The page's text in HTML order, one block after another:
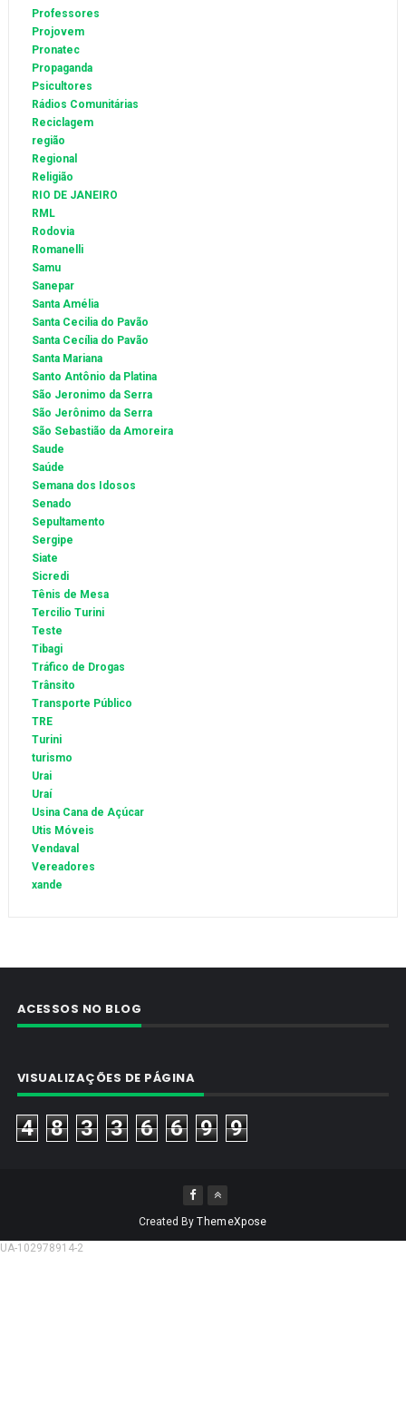
Professores
Projovem
Pronatec
Propaganda
Psicultores
Rádios Comunitárias
Reciclagem
região
Regional
Religião
RIO DE JANEIRO
RML
Rodovia
Romanelli
Samu
Sanepar
Santa Amélia
Santa Cecilia do Pavão
Santa Cecília do Pavão
Santa Mariana
Santo Antônio da Platina
São Jeronimo da Serra
São Jerônimo da Serra
São Sebastião da Amoreira
Saude
Saúde
Semana dos Idosos
Senado
Sepultamento
Sergipe
Siate
Sicredi
Tênis de Mesa
Tercilio Turini
Teste
Tibagi
Tráfico de Drogas
Trânsito
Transporte Público
TRE
Turini
turismo
Urai
Uraí
Usina Cana de Açúcar
Utis Móveis
Vendaval
Vereadores
xande
ACESSOS NO BLOG
VISUALIZAÇÕES DE PÁGINA
4 8 3 3 6 6 9 9
Created ByThemeXpose
UA-102978914-2